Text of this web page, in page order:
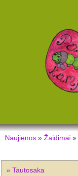
Naujienos » Žaidimai »
» Tautosaka